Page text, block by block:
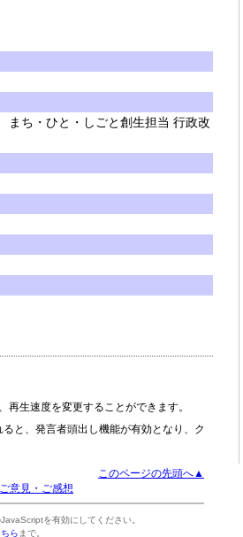
ち・ひと・しごと創生担当 行政改
再生速度を変更することができます。
と、発言者頭出し機能が有効となり、ク
このページの先頭へ▲
ご意見・ご感想
を有効にしてください。
ちら まで。